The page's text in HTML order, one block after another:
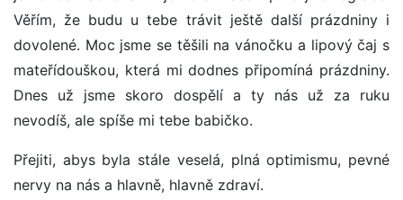
Věřím, že budu u tebe trávit ještě další prázdniny i
dovolené. Moc jsme se těšili na vánočku a lipový čaj s
mateřídouškou, která mi dodnes připomíná prázdniny.
Dnes už jsme skoro dospělí a ty nás už za ruku
nevodíš, ale spíše mi tebe babičko.
Přejiti, abys byla stále veselá, plná optimismu, pevné
nervy na nás a hlavně, hlavně zdraví.